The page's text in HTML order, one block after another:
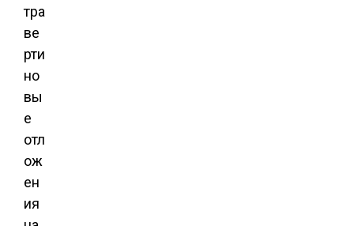
тра
ве
рти
но
вы
е
отл
ож
ен
ия